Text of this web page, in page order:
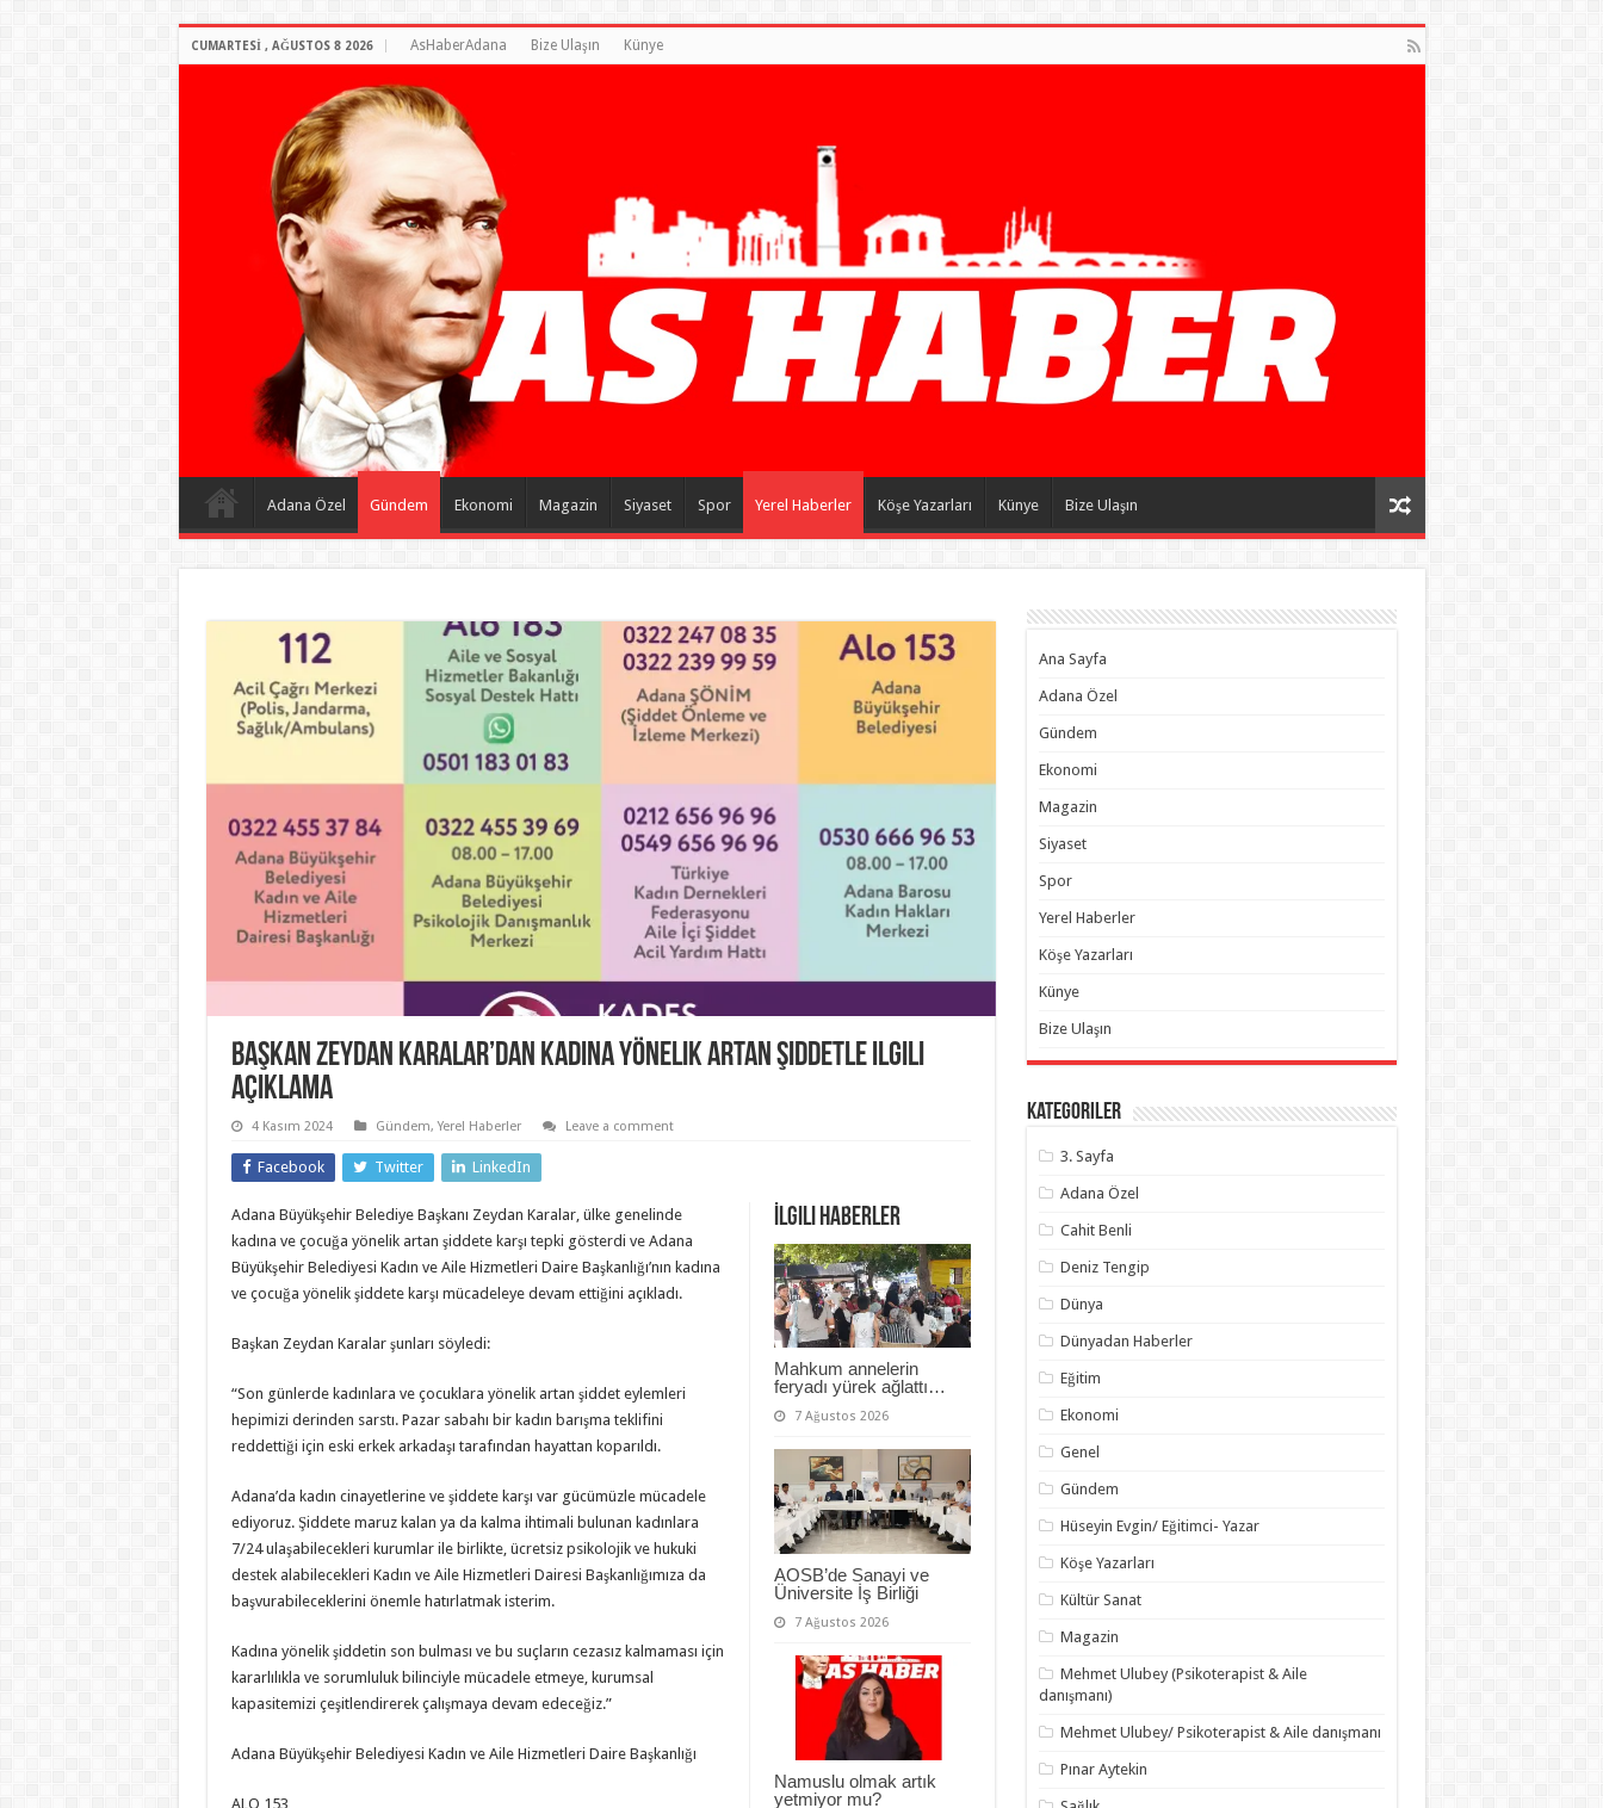
CUMARTESI , AĞUSTOS 8 2026 AsHaberAdana Bize Ulaşın Künye
Adana Özel Gündem Ekonomi Magazin Siyaset Spor Yerel Haberler Köşe Yazarları Künye Bize Ulaşın
Başkan Zeydan Karalar’dan kadına yönelik artan şiddetle ilgili
açıklama
4 Kasım 2024 Gündem,Yerel Haberler Leave a comment
Facebook Twitter LinkedIn
İlgili Haberler
Mahkum annelerin
feryadı yürek ağlattı…
7 Ağustos 2026
AOSB’de Sanayi ve
Üniversite İş Birliği
7 Ağustos 2026
Namuslu olmak artık
yetmiyor mu?
Adana Büyükşehir Belediye Başkanı Zeydan Karalar, ülke genelinde
kadına ve çocuğa yönelik artan şiddete karşı tepki gösterdi ve Adana
Büyükşehir Belediyesi Kadın ve Aile Hizmetleri Daire Başkanlığı’nın kadına
ve çocuğa yönelik şiddete karşı mücadeleye devam ettiğini açıkladı.
Başkan Zeydan Karalar şunları söyledi:
“Son günlerde kadınlara ve çocuklara yönelik artan şiddet eylemleri
hepimizi derinden sarstı. Pazar sabahı bir kadın barışma teklifini
reddettiği için eski erkek arkadaşı tarafından hayattan koparıldı.
Adana’da kadın cinayetlerine ve şiddete karşı var gücümüzle mücadele
ediyoruz. Şiddete maruz kalan ya da kalma ihtimali bulunan kadınlara
7/24 ulaşabilecekleri kurumlar ile birlikte, ücretsiz psikolojik ve hukuki
destek alabilecekleri Kadın ve Aile Hizmetleri Dairesi Başkanlığımıza da
başvurabileceklerini önemle hatırlatmak isterim.
Kadına yönelik şiddetin son bulması ve bu suçların cezasız kalmaması için
kararlılıkla ve sorumluluk bilinciyle mücadele etmeye, kurumsal
kapasitemizi çeşitlendirerek çalışmaya devam edeceğiz.”
Adana Büyükşehir Belediyesi Kadın ve Aile Hizmetleri Daire Başkanlığı
ALO 153
Ana Sayfa
Adana Özel
Gündem
Ekonomi
Magazin
Siyaset
Spor
Yerel Haberler
Köşe Yazarları
Künye
Bize Ulaşın
Kategoriler
3. Sayfa
Adana Özel
Cahit Benli
Deniz Tengip
Dünya
Dünyadan Haberler
Eğitim
Ekonomi
Genel
Gündem
Hüseyin Evgin/ Eğitimci- Yazar
Köşe Yazarları
Kültür Sanat
Magazin
Mehmet Ulubey (Psikoterapist & Aile
danışmanı)
Mehmet Ulubey/ Psikoterapist & Aile danışmanı
Pınar Aytekin